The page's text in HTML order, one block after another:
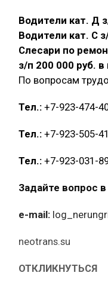
Водители кат. Д
Водители кат. С
Слесари по
з/п 200 000 руб.
По вопросам
Тел.: +7-923-474-
Тел.: +7-923-505-
Тел.: +7-923-031-
Задайте вопрос в
e-mail:
neotrans.su
ОТКЛИКНУТЬСЯ